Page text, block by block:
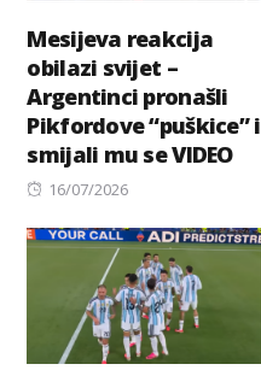
Mesijeva reakcija
obilazi svijet –
Argentinci pronašli
Pikfordove “puškice” i
smijali mu se VIDEO
Posted
16/07/2026